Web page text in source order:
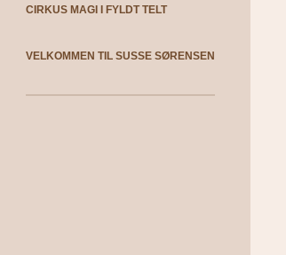
CIRKUS MAGI I FYLDT TELT
VELKOMMEN TIL SUSSE SØRENSEN